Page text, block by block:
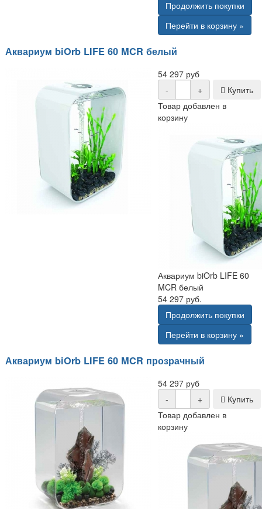
Продолжить покупки
Перейти в корзину »
Аквариум biOrb LIFE 60 MCR белый
54 297 руб
-
+
Купить
Товар добавлен в
корзину
Аквариум biOrb LIFE 60
MCR белый
54 297 руб.
Продолжить покупки
Перейти в корзину »
Аквариум biOrb LIFE 60 MCR прозрачный
54 297 руб
-
+
Купить
Товар добавлен в
корзину